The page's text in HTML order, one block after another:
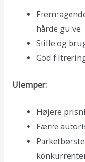
hårde gulve
Stille og
God
Ulemper:
Højere
Færre